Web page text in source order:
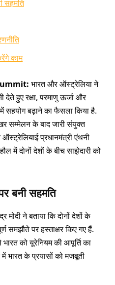
सहमति
काम
भारत और ऑस्ट्रेलिया ने
हुए रक्षा, परमाणु ऊर्जा और
सहयोग बढ़ाने का फैसला किया है.
सम्मेलन के बाद जारी संयुक्त
प्रधानमंत्री एंथनी
में दोनों देशों के बीच साझेदारी को
बनी सहमति
मोदी ने बताया कि दोनों देशों के
समझौते पर हस्ताक्षर किए गए हैं.
को यूरेनियम की आपूर्ति का
भारत के प्रयासों को मजबूती